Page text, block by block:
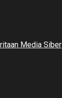
Media Siber